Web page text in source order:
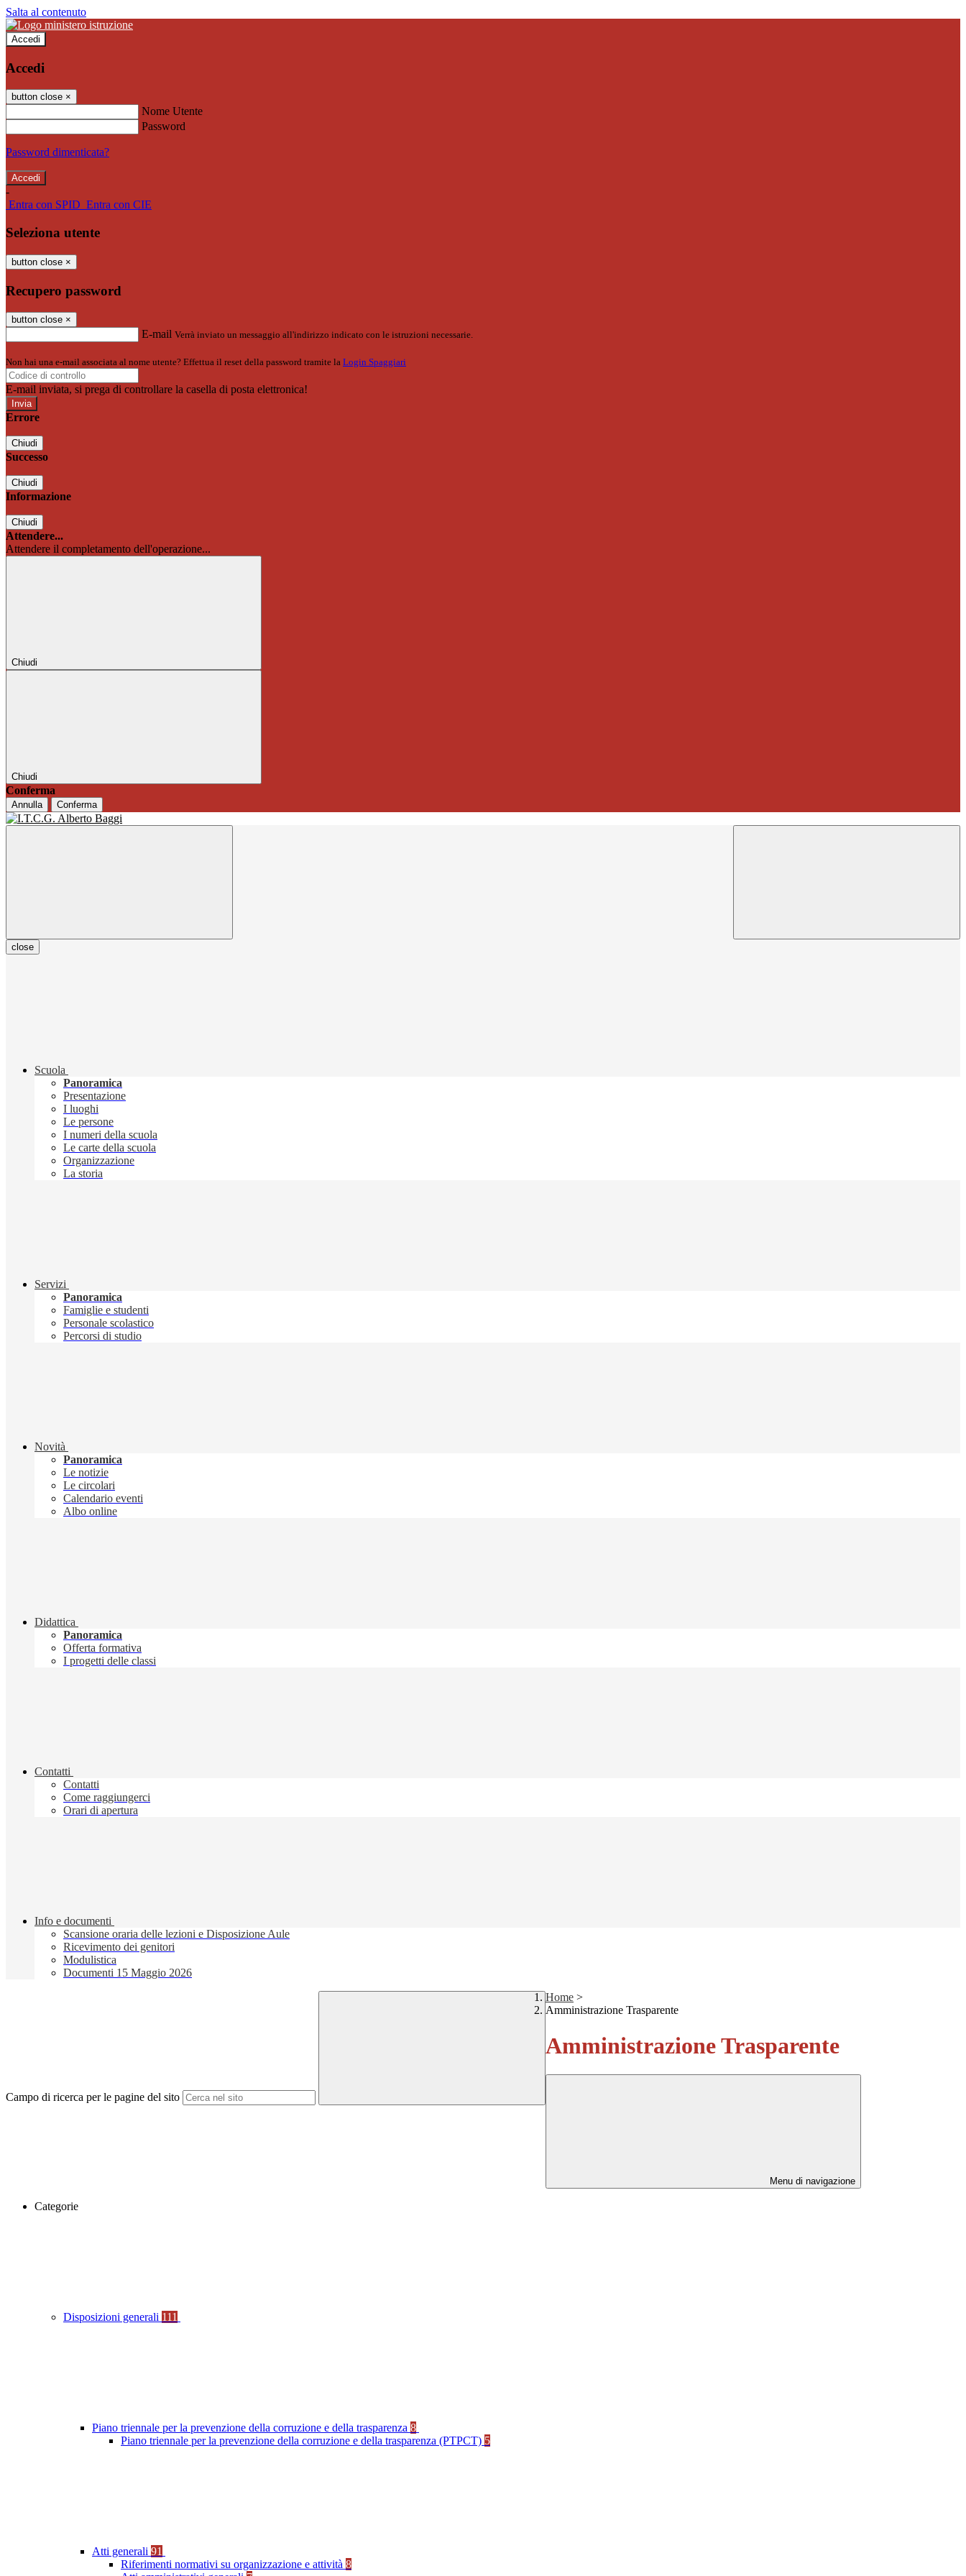
Salta al contenuto
Accedi
Accedi
button close ×
Nome Utente
Password
Password dimenticata?
-
Entra con SPID Entra con CIE
Seleziona utente
button close ×
Recupero password
button close ×
E-mail Verrà inviato un messaggio all'indirizzo indicato con le istruzioni necessarie.
Non hai una e-mail associata al nome utente? Effettua il reset della password tramite la Login Spaggiari
E-mail inviata, si prega di controllare la casella di posta elettronica!
Errore
Chiudi
Successo
Chiudi
Informazione
Chiudi
Attendere...
Attendere il completamento dell'operazione...
Chiudi
Chiudi
Conferma
Annulla Conferma
close
Scuola
Panoramica
Presentazione
I luoghi
Le persone
I numeri della scuola
Le carte della scuola
Organizzazione
La storia
Servizi
Panoramica
Famiglie e studenti
Personale scolastico
Percorsi di studio
Novità
Panoramica
Le notizie
Le circolari
Calendario eventi
Albo online
Didattica
Panoramica
Offerta formativa
I progetti delle classi
Contatti
Contatti
Come raggiungerci
Orari di apertura
Info e documenti
Scansione oraria delle lezioni e Disposizione Aule
Ricevimento dei genitori
Modulistica
Documenti 15 Maggio 2026
Campo di ricerca per le pagine del sito
Home >
Amministrazione Trasparente
Amministrazione Trasparente
Menu di navigazione
Categorie
Disposizioni generali 111
Piano triennale per la prevenzione della corruzione e della trasparenza 8
Piano triennale per la prevenzione della corruzione e della trasparenza (PTPCT) 5
Atti generali 91
Riferimenti normativi su organizzazione e attività 8